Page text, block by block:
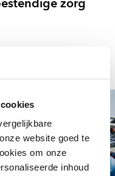
website goed te
om onze
inhoud
zorg